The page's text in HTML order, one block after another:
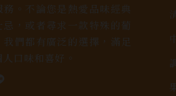
務。不論您是熱愛品味經典
忌，或者尋求一款特殊的葡
我們都有廣泛的選擇，滿足
口味和喜好。